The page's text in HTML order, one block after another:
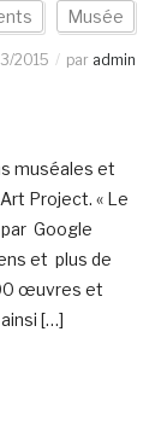
Musée
2015 par admin
muséales et
Project. « Le
Google
et plus de
œuvres et
[…]